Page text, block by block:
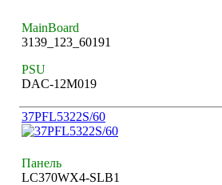
MainBoard
3139_123_60191
PSU
DAC-12M019
37PFL5322S/60
Панель
LC370WX4-SLB1